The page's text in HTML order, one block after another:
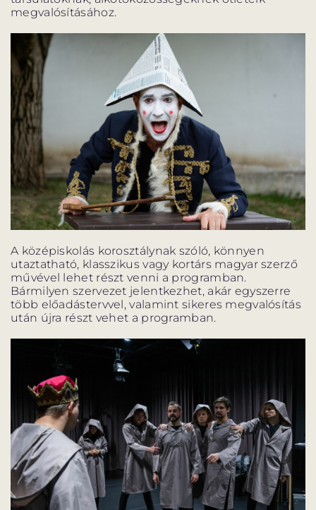
GYAKORI KÉRDÉSEK
megvalósításához.
A középiskolás korosztálynak szóló, könnyen
utaztatható, klasszikus vagy kortárs magyar szerző
művével lehet részt venni a programban.
Bármilyen szervezet jelentkezhet, akár egyszerre
több előadástervvel, valamint sikeres megvalósítás
után újra részt vehet a programban.